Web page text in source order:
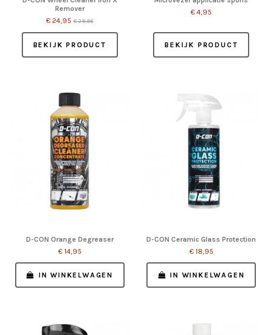
Remover
€ 24,95 € 29,95
BEKIJK PRODUCT
€ 4,95
BEKIJK PRODUCT
D-CON Orange Degreaser
€ 14,95
IN WINKELWAGEN
D-CON Ceramic Glass Protection
€ 18,95
IN WINKELWAGEN